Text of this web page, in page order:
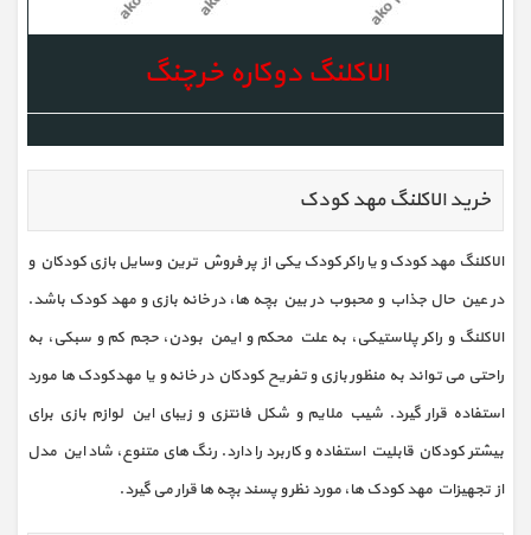
الاکلنگ دوکاره خرچنگ
خرید الاکلنگ مهد کودک
الاکلنگ مهد کودک و یا راکر کودک یکی از پر فروش ترین وسایل بازی کودکان و
در عین حال جذاب و محبوب در بین بچه ها، در خانه بازی و مهد کودک باشد.
الاکلنگ و راکر پلاستیکی، به علت محکم و ایمن بودن، حجم کم و سبکی، به
راحتی می تواند به منظور بازی و تفریح کودکان در خانه و یا مهدکودک ها مورد
استفاده قرار گیرد. شیب ملایم و شکل فانتزی و زیبای این لوازم بازی برای
بیشتر کودکان قابلیت استفاده و کاربرد را دارد. رنگ های متنوع، شاد این مدل
از تجهیزات مهد کودک ها، مورد نظر و پسند بچه ها قرار می گیرد.